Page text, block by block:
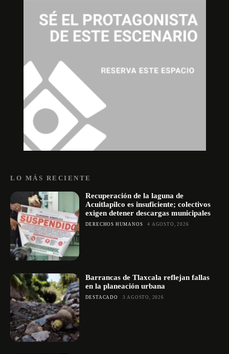
LO MÁS RECIENTE
Recuperación de la laguna de
Acuitlapilco es insuficiente; colectivos
exigen detener descargas municipales
DERECHOS HUMANOS 4 AGOSTO, 2026
Barrancas de Tlaxcala reflejan fallas
en la planeación urbana
DESTACADO 3 AGOSTO, 2026